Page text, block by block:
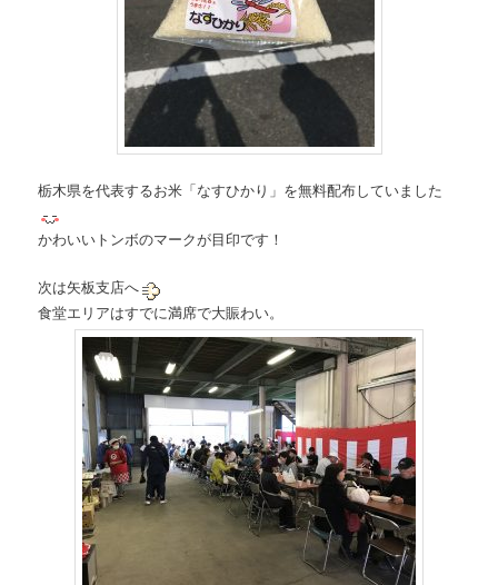
栃木県を代表するお米「なすひかり」を無料配布していました
かわいいトンボのマークが目印です！
次は矢板支店へ
食堂エリアはすでに満席で大賑わい。